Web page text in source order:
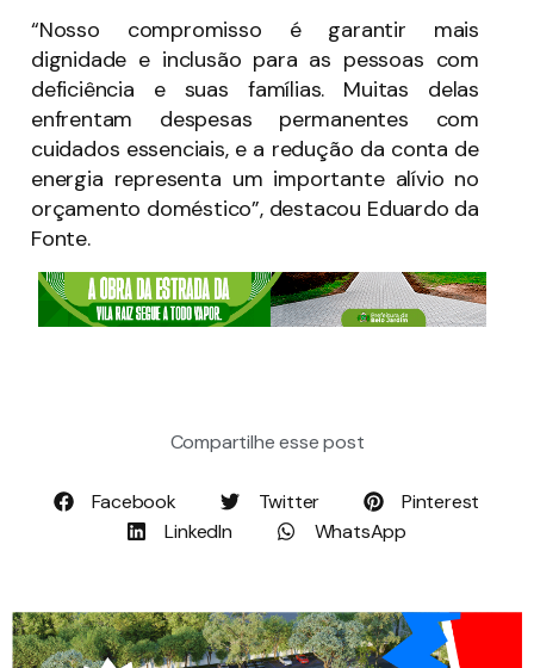
“Nosso compromisso é garantir mais
dignidade e inclusão para as pessoas com
deficiência e suas famílias. Muitas delas
enfrentam despesas permanentes com
cuidados essenciais, e a redução da conta de
energia representa um importante alívio no
orçamento doméstico”, destacou Eduardo da
Fonte.
Compartilhe esse post
Facebook Twitter
Pinterest
LinkedIn
WhatsApp